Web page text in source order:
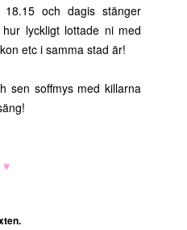
och dagis stänger
lyckligt lottade ni med
etc i samma stad är!
sen soffmys med killarna
♥